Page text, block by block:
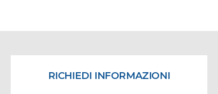
RICHIEDI INFORMAZIONI